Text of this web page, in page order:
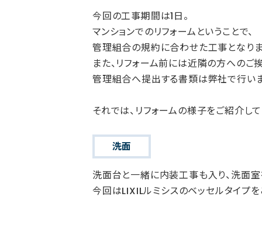
今回の工事期間は1日。
マンションでのリフォームということで、
管理組合の規約に合わせた工事となりま
また、リフォーム前には近隣の方へのご
管理組合へ提出する書類は弊社で行い
それでは、リフォームの様子をご紹介して
洗面
洗面台と一緒に内装工事も入り、洗面室
今回はLIXILルミシスのベッセルタイプ